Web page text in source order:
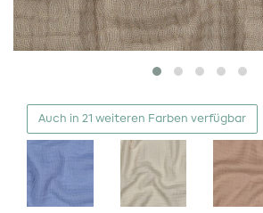
Auch in 21 weiteren Farben verfügbar